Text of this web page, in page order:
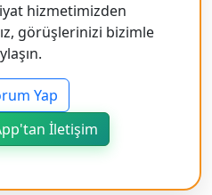
hizmetimizden
görüşlerinizi bizimle
Yap
İletişim